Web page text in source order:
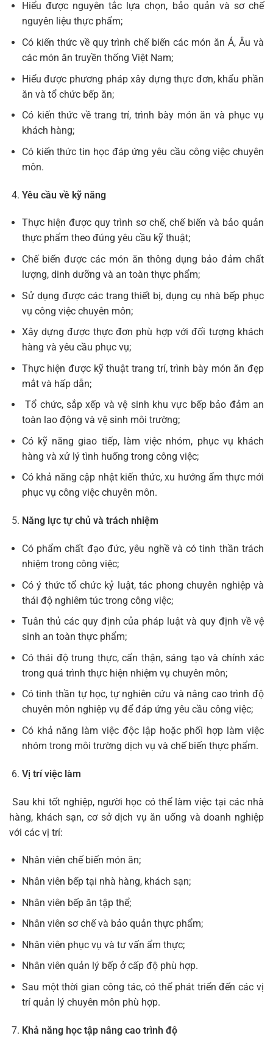
Hiểu được nguyên tắc lựa chọn, bảo quản và sơ chế
nguyên liệu thực phẩm;
Có kiến thức về quy trình chế biến các món ăn Á, Âu và
các món ăn truyền thống Việt Nam;
Hiểu được phương pháp xây dựng thực đơn, khẩu phần
ăn và tổ chức bếp ăn;
Có kiến thức về trang trí, trình bày món ăn và phục vụ
khách hàng;
Có kiến thức tin học đáp ứng yêu cầu công việc chuyên
môn.
Yêu cầu về kỹ năng
Thực hiện được quy trình sơ chế, chế biến và bảo quản
thực phẩm theo đúng yêu cầu kỹ thuật;
Chế biến được các món ăn thông dụng bảo đảm chất
lượng, dinh dưỡng và an toàn thực phẩm;
Sử dụng được các trang thiết bị, dụng cụ nhà bếp phục
vụ công việc chuyên môn;
Xây dựng được thực đơn phù hợp với đối tượng khách
hàng và yêu cầu phục vụ;
Thực hiện được kỹ thuật trang trí, trình bày món ăn đẹp
mắt và hấp dẫn;
Tổ chức, sắp xếp và vệ sinh khu vực bếp bảo đảm an
toàn lao động và vệ sinh môi trường;
Có kỹ năng giao tiếp, làm việc nhóm, phục vụ khách
hàng và xử lý tình huống trong công việc;
Có khả năng cập nhật kiến thức, xu hướng ẩm thực mới
phục vụ công việc chuyên môn.
Năng lực tự chủ và trách nhiệm
Có phẩm chất đạo đức, yêu nghề và có tinh thần trách
nhiệm trong công việc;
Có ý thức tổ chức kỷ luật, tác phong chuyên nghiệp và
thái độ nghiêm túc trong công việc;
Tuân thủ các quy định của pháp luật và quy định về vệ
sinh an toàn thực phẩm;
Có thái độ trung thực, cẩn thận, sáng tạo và chính xác
trong quá trình thực hiện nhiệm vụ chuyên môn;
Có tinh thần tự học, tự nghiên cứu và nâng cao trình độ
chuyên môn nghiệp vụ để đáp ứng yêu cầu công việc;
Có khả năng làm việc độc lập hoặc phối hợp làm việc
nhóm trong môi trường dịch vụ và chế biến thực phẩm.
Vị trí việc làm
Sau khi tốt nghiệp, người học có thể làm việc tại các nhà
hàng, khách sạn, cơ sở dịch vụ ăn uống và doanh nghiệp
với các vị trí:
Nhân viên chế biến món ăn;
Nhân viên bếp tại nhà hàng, khách sạn;
Nhân viên bếp ăn tập thể;
Nhân viên sơ chế và bảo quản thực phẩm;
Nhân viên phục vụ và tư vấn ẩm thực;
Nhân viên quản lý bếp ở cấp độ phù hợp.
Sau một thời gian công tác, có thể phát triển đến các vị
trí quản lý chuyên môn phù hợp.
Khả năng học tập nâng cao trình độ